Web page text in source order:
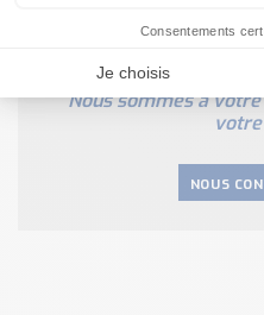
Besoin d'aide
Nous sommes à
NOUS